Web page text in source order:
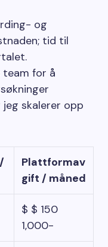
og
tid til
for å
skalerer opp
Plattformav
gift / måned
$ $ 150
1,000-